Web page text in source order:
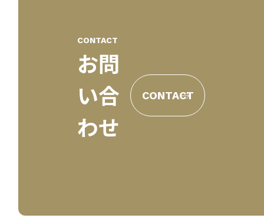
CONTACT
お問
い合
わせ
CONTACT